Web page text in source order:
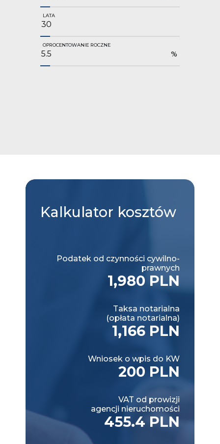
LATA
OPROCENTOWANIE ROCZNE
%
Kalkulator kosztów
Podatek od czynności cywilno-
prawnych
1,980 PLN
Taksa notarialna
(opłata notarialna)
1,166 PLN
Wniosek o wpis do KW
200 PLN
VAT od prowizji
agencji nieruchomości
455.4 PLN